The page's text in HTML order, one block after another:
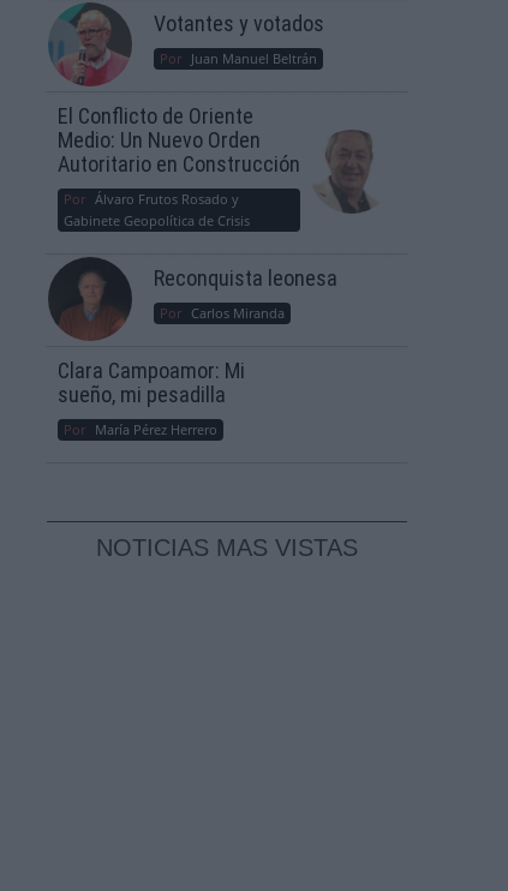
Votantes y votados
Por Juan Manuel Beltrán
El Conflicto de Oriente
Medio: Un Nuevo Orden
Autoritario en Construcción
Por Álvaro Frutos Rosado y
Gabinete Geopolítica de Crisis
Reconquista leonesa
Por Carlos Miranda
Clara Campoamor: Mi
sueño, mi pesadilla
Por María Pérez Herrero
NOTICIAS MAS VISTAS